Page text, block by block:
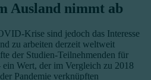
Ausland nimmt ab
Krise sind jedoch das Interesse
zu arbeiten derzeit weltweit
der Studien-Teilnehmenden für
Wert, der im Vergleich zu 2018
Pandemie verknüpften